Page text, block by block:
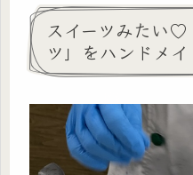
スイーツみたい♡
ツ」をハンドメイ